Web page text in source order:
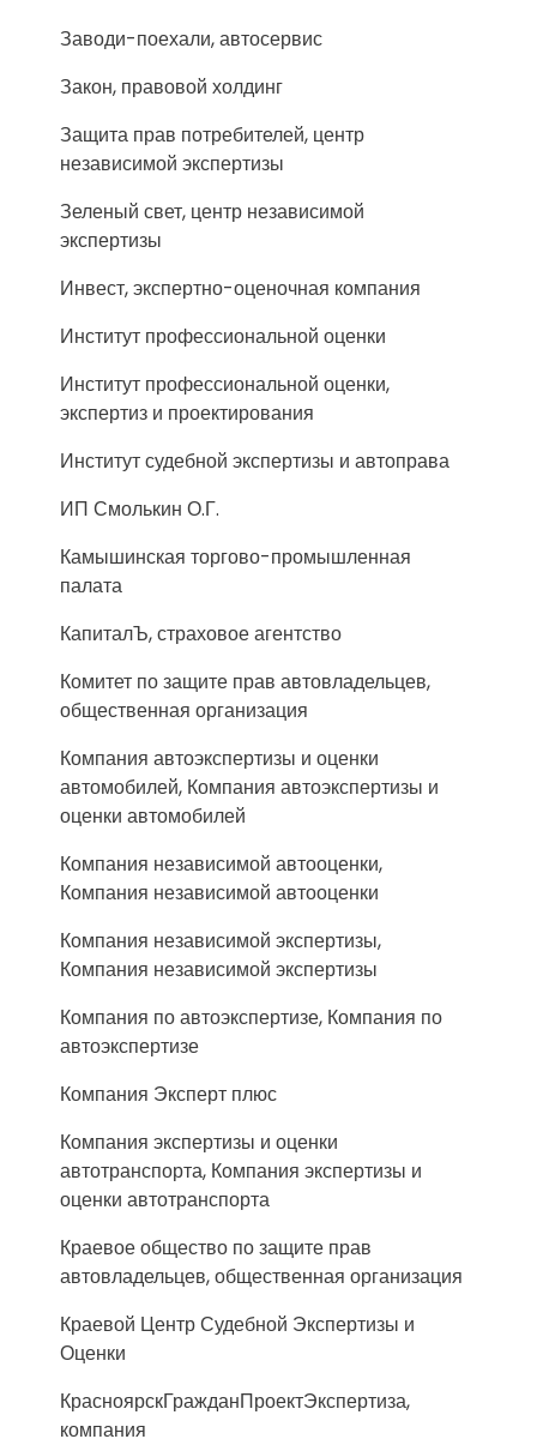
Заводи-поехали, автосервис
Закон, правовой холдинг
Защита прав потребителей, центр
независимой экспертизы
Зеленый свет, центр независимой
экспертизы
Инвест, экспертно-оценочная компания
Институт профессиональной оценки
Институт профессиональной оценки,
экспертиз и проектирования
Институт судебной экспертизы и автоправа
ИП Смолькин О.Г.
Камышинская торгово-промышленная
палата
КапиталЪ, страховое агентство
Комитет по защите прав автовладельцев,
общественная организация
Компания автоэкспертизы и оценки
автомобилей, Компания автоэкспертизы и
оценки автомобилей
Компания независимой автооценки,
Компания независимой автооценки
Компания независимой экспертизы,
Компания независимой экспертизы
Компания по автоэкспертизе, Компания по
автоэкспертизе
Компания Эксперт плюс
Компания экспертизы и оценки
автотранспорта, Компания экспертизы и
оценки автотранспорта
Краевое общество по защите прав
автовладельцев, общественная организация
Краевой Центр Судебной Экспертизы и
Оценки
КрасноярскГражданПроектЭкспертиза,
компания